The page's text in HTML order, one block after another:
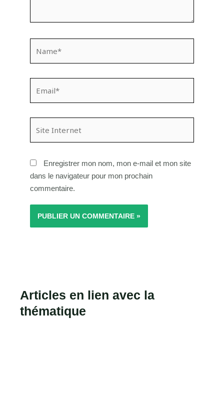
Internet
Enregistrer mon nom, mon e-mail et mon site
dans le navigateur pour mon prochain
commentaire.
Articles en lien avec la
thématique